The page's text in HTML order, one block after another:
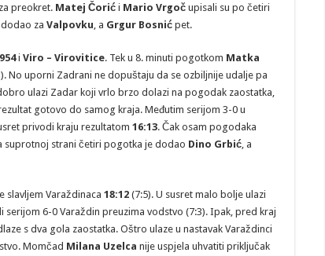
preokret. Matej Čorić i Mario Vrgoč upisali su po četiri
za Valpovku , a Grgur Bosnić pet.
i Viro – Virovitice. Tek u 8. minuti pogotkom Matka
No uporni Zadrani ne dopuštaju da se ozbiljnije udalje pa
ulazi Zadar koji vrlo brzo dolazi na pogodak zaostatka,
gotovo do samog kraja. Međutim serijom 3-0 u
privodi kraju rezultatom 16:13. Čak osam pogodaka
suprotnoj strani četiri pogotka je dodao Dino Grbić , a
slavljem Varaždinaca 18:12 (7:5). U susret malo bolje ulazi
serijom 6-0 Varaždin preuzima vodstvo (7:3). Ipak, pred kraj
s dva gola zaostatka. Oštro ulaze u nastavak Varaždinci
Momčad Milana Uzelca nije uspjela uhvatiti priključak